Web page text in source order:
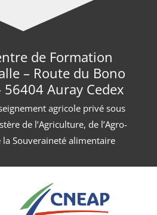
de Formation
– Route du Bono
56404 Auray Cedex
agricole privé sous
de l’Agriculture, de l’Agro-
Souveraineté alimentaire